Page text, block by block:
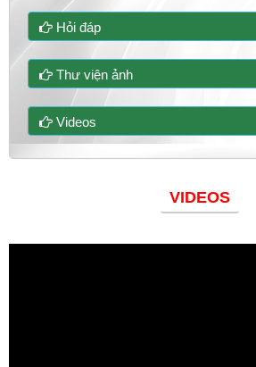
Hỏi đáp
Thư viện ảnh
Videos
VIDEOS